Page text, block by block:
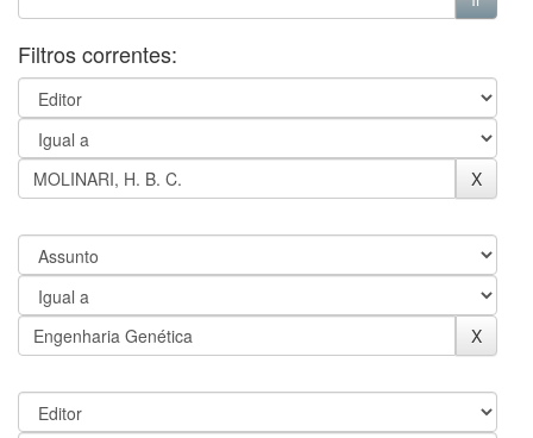
Filtros correntes: